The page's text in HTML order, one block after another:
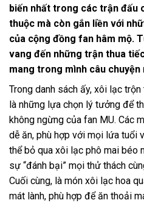
biến nhất trong các trận đấu
thuộc mà còn gắn liền với
của cộng đồng fan hâm mộ.
vang đến những trận thua
mang trong mình câu chuyện
Trong danh sách ấy, xôi lạc
là những lựa chọn lý tưởng để
không ngừng của fan MU. Các
dễ ăn, phù hợp với mọi lứa tuổi
thể bỏ qua xôi lạc phô mai béo
sự “đánh bại” mọi thử thách
Cuối cùng, là món xôi lạc hoa
mát lành, phù hợp để ăn thoải